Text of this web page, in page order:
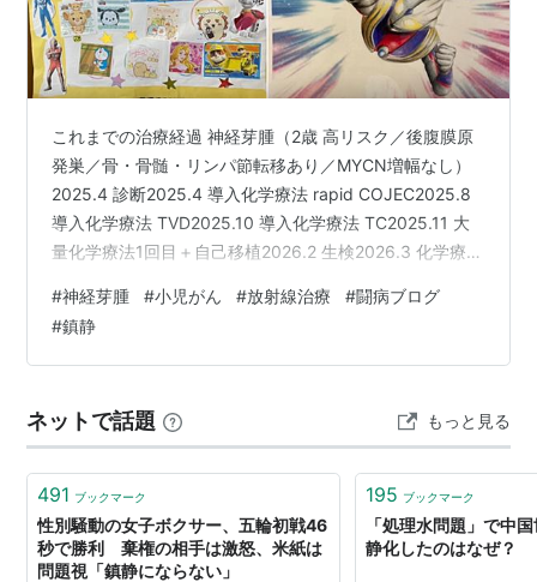
これまでの治療経過 神経芽腫（2歳 高リスク／後腹膜原
発巣／骨・骨髄・リンパ節転移あり／MYCN増幅なし）
2025.4 診断2025.4 導入化学療法 rapid COJEC2025.8
導入化学療法 TVD2025.10 導入化学療法 TC2025.11 大
量化学療法1回目＋自己移植2026.2 生検2026.3 化学療法
3歳 11回の放射線治療、無事終了 11回の放射線治療が無
事に終わりました。 心配していた副作用ですが、ほとん
どありませんでした。1日だけ左腕のPICCのところが痒
#神経芽腫 #小児がん #放射線治療 #闘病ブログ
#鎮静
ネットで話題 もっと見る
491 ブックマーク
性別騒動の女子ボクサー、五輪初戦46
秒で勝利 棄権の相手は激怒、米紙は
問題視「鎮静にならない」
195 ブックマーク
「処理水問題」で中
静化したのはなぜ？